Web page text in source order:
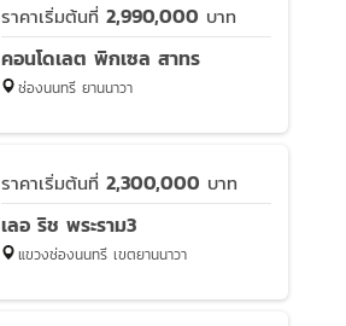
ราคาเริ่มต้นที่ 2,990,000 บาท
คอนโดเลต พิกเซล สาทร
ช่องนนทรี ยานนาวา
ราคาเริ่มต้นที่ 2,300,000 บาท
เลอ ริช พระราม3
แขวงช่องนนทรี เขตยานนาวา